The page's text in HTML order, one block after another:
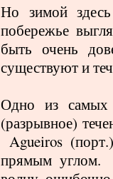
Но зимой
побережье
быть очень
существуют и
Одно из самых
(разрывное)
Agueiros
прямым углом.